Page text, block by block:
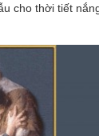
cho thời tiết